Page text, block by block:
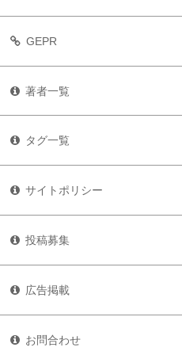
GEPR
著者一覧
タグ一覧
サイトポリシー
投稿募集
広告掲載
お問合わせ